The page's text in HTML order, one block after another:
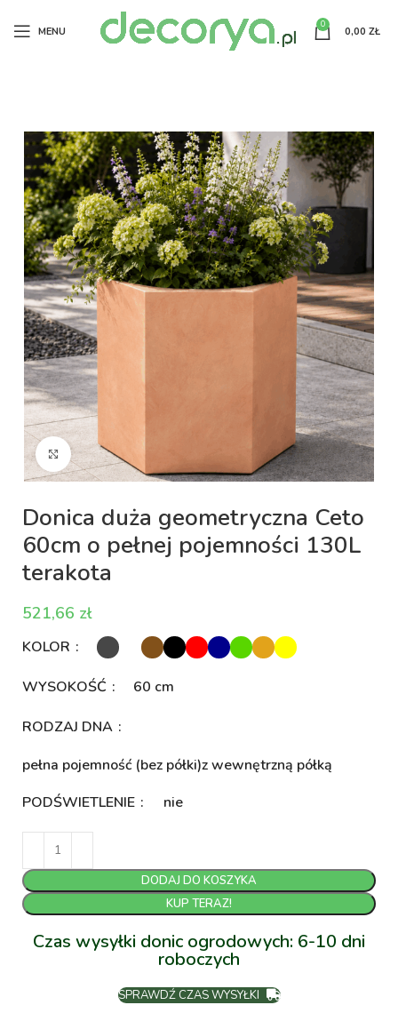
MENU
0
0,00 ZŁ
Kliknij aby powiększyć
Donica duża geometryczna Ceto
60cm o pełnej pojemności 130L
terakota
zł
KOLOR
WYSOKOŚĆ 60 cm
RODZAJ DNA
pełna pojemność (bez półki)z wewnętrzną półką
PODŚWIETLENIE
nie
DODAJ DO KOSZYKA
KUP TERAZ!
Czas wysyłki donic ogrodowych: 6-10 dni
roboczych
SPRAWDŹ CZAS WYSYŁKI